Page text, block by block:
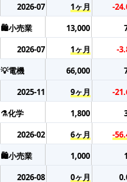
2026-07 1ヶ月
-
🛍️小売業 13,000
2026-07 1ヶ月
-
💡電機 66,000
2025-11 9ヶ月
-
⚗️化学 1,800
2026-02 6ヶ月
-
🛍️小売業 1,000
2026-08 0ヶ月